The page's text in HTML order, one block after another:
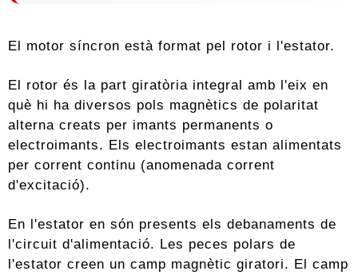
El motor síncron està format pel rotor i l'estator.
El rotor és la part giratòria integral amb l'eix en
què hi ha diversos pols magnètics de polaritat
alterna creats per imants permanents o
electroimants. Els electroimants estan alimentats
per corrent continu (anomenada corrent
d'excitació).
En l'estator en són presents els debanaments de
l'circuit d'alimentació. Les peces polars de
l'estator creen un camp magnètic giratori. El camp